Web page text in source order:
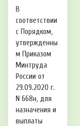
В
соответствии
с Порядком,
утвержденны
м Приказом
Минтруда
России от
29.09.2020 г.
N 668н, для
назначения и
выплаты